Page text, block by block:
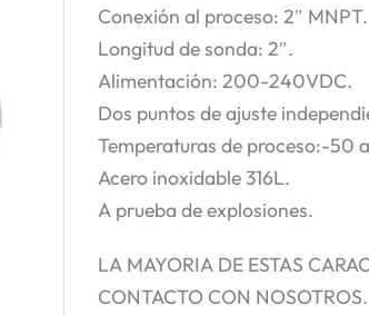
Conexión al proceso: 2″ MNPT.
Longitud de sonda: 2″.
Alimentación: 200-240VDC.
Dos puntos de ajuste
Temperaturas de proceso:-50
Acero inoxidable 316L.
A prueba de explosiones.
LA MAYORIA DE ESTAS
CONTACTO CON NOSOTROS.